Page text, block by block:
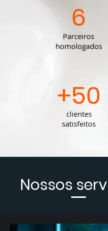
Parceiros
homologados
6
clientes
satisfeitos
+50
Nossos